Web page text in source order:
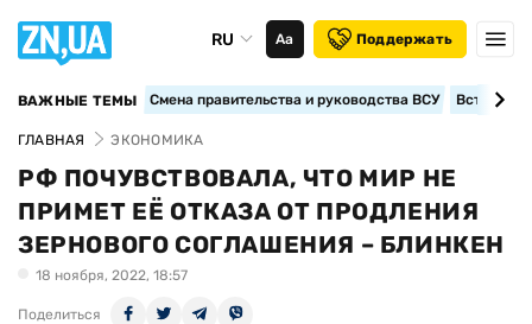
RU Аа Поддержать
ВАЖНЫЕ ТЕМЫ Смена правительства и руководства ВСУ
ГЛАВНАЯ ЭКОНОМИКА
РФ ПОЧУВСТВОВАЛА, ЧТО МИР НЕ
ПРИМЕТ ЕЁ ОТКАЗА ОТ ПРОДЛЕНИЯ
ЗЕРНОВОГО СОГЛАШЕНИЯ – БЛИНКЕН
18 ноября, 2022, 18:57
Поделиться